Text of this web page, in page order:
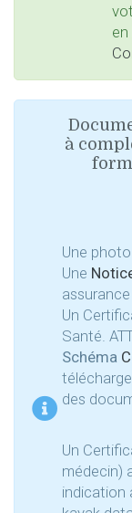
en
à
Une
Une
Un
Santé.
Schéma
des
Un
médecin)
indication